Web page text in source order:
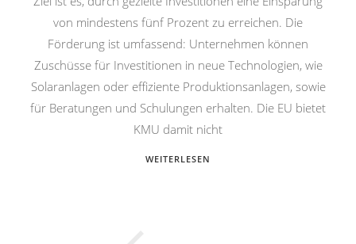
von mindestens fünf Prozent zu erreichen. Die
Förderung ist umfassend: Unternehmen können
Zuschüsse für Investitionen in neue Technologien, wie
Solaranlagen oder effiziente Produktionsanlagen, sowie
für Beratungen und Schulungen erhalten. Die EU bietet
KMU damit nicht
WEITERLESEN